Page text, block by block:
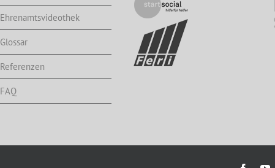
Ehrenamtsvideothek
Glossar
Referenzen
FAQ